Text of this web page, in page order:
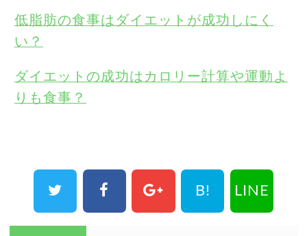
低脂肪の食事はダイエットが成功しにく
い？
ダイエットの成功はカロリー計算や運動よ
りも食事？
B! LINE